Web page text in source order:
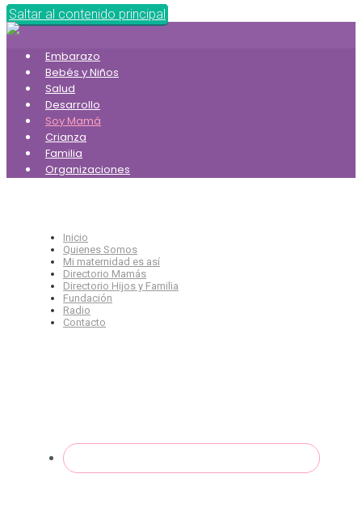
Saltar al contenido principal
Embarazo
Bebés y Niños
Salud
Desarrollo
Soy Mamá
Crianza
Familia
Organizaciones
Inicio
Quienes Somos
Mi maternidad es así
Directorio Mamás
Directorio Hijos y Familia
Fundación
Radio
Contacto